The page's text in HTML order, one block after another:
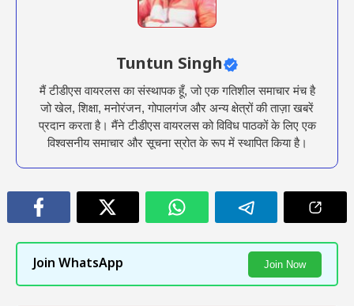
Tuntun Singh
मैं टीडीएस वायरलस का संस्थापक हूँ, जो एक गतिशील समाचार मंच है
जो खेल, शिक्षा, मनोरंजन, गोपालगंज और अन्य क्षेत्रों की ताज़ा खबरें
प्रदान करता है। मैंने टीडीएस वायरलस को विविध पाठकों के लिए एक
विश्वसनीय समाचार और सूचना स्रोत के रूप में स्थापित किया है।
Join WhatsApp Join Now